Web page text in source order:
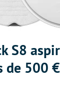
S8
de 500